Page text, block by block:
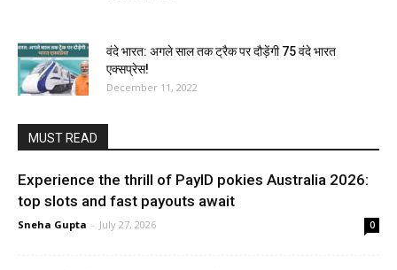
वंदे भारत: अगले साल तक ट्रैक पर दौड़ेंगी 75 वंदे भारत
एक्सप्रेस!
December 11, 2022
MUST READ
Experience the thrill of PayID pokies Australia 2026:
top slots and fast payouts await
Sneha Gupta - July 27, 2026 0